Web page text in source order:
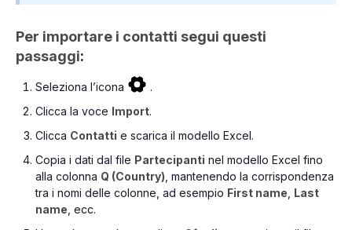
Per importare i contatti segui questi
passaggi:
Seleziona l’icona
.
Clicca la voce Import.
Clicca Contatti e scarica il modello Excel.
Copia i dati dal file Partecipanti nel modello Excel fino
alla colonna Q (Country) , mantenendo la corrispondenza
tra i nomi delle colonne, ad esempio First name Last
name , ecc.